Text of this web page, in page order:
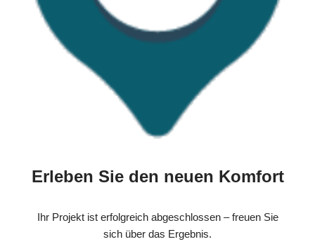
Erleben Sie den neuen Komfort
Ihr Projekt ist erfolgreich abgeschlossen – freuen Sie
sich über das Ergebnis.